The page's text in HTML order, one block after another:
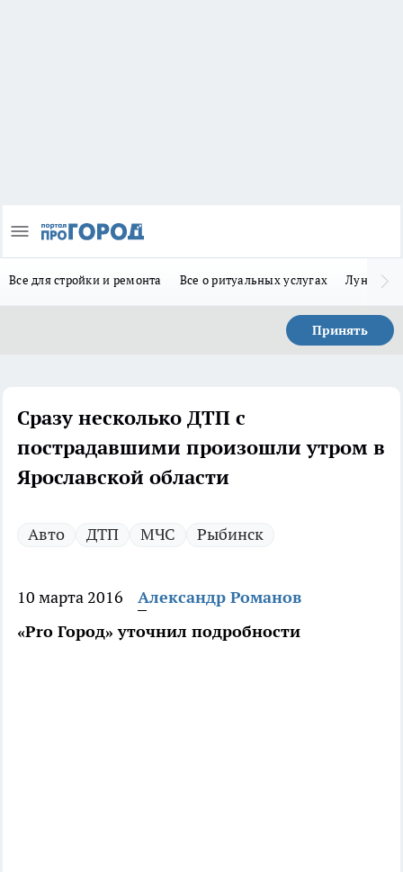
Все для стройки и ремонта Все о ритуальных услугах Лунно-
Принять
Сразу несколько ДТП с
пострадавшими произошли утром в
Ярославской области
Авто ДТП МЧС Рыбинск
10 марта 2016
Александр Романов
«Pro Город» уточнил подробности